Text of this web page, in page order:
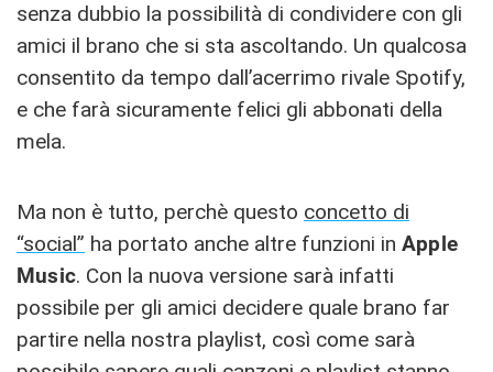
senza dubbio la possibilità di condividere con gli
amici il brano che si sta ascoltando. Un qualcosa
consentito da tempo dall’acerrimo rivale Spotify,
e che farà sicuramente felici gli abbonati della
mela.
Ma non è tutto, perchè questo concetto di
“social” ha portato anche altre funzioni in Apple
Music. Con la nuova versione sarà infatti
possibile per gli amici decidere quale brano far
partire nella nostra playlist, così come sarà